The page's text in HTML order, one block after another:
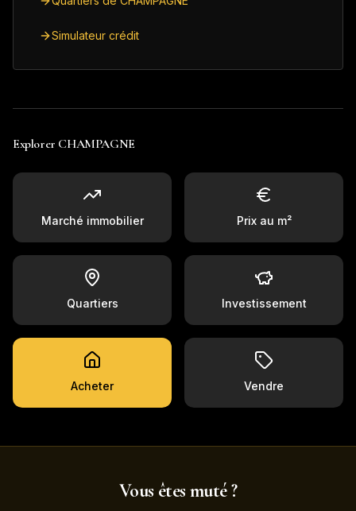
Simulateur crédit
Explorer CHAMPAGNE
Marché immobilier Prix au m²
Quartiers Investissement
Acheter Vendre
Vous êtes muté ?